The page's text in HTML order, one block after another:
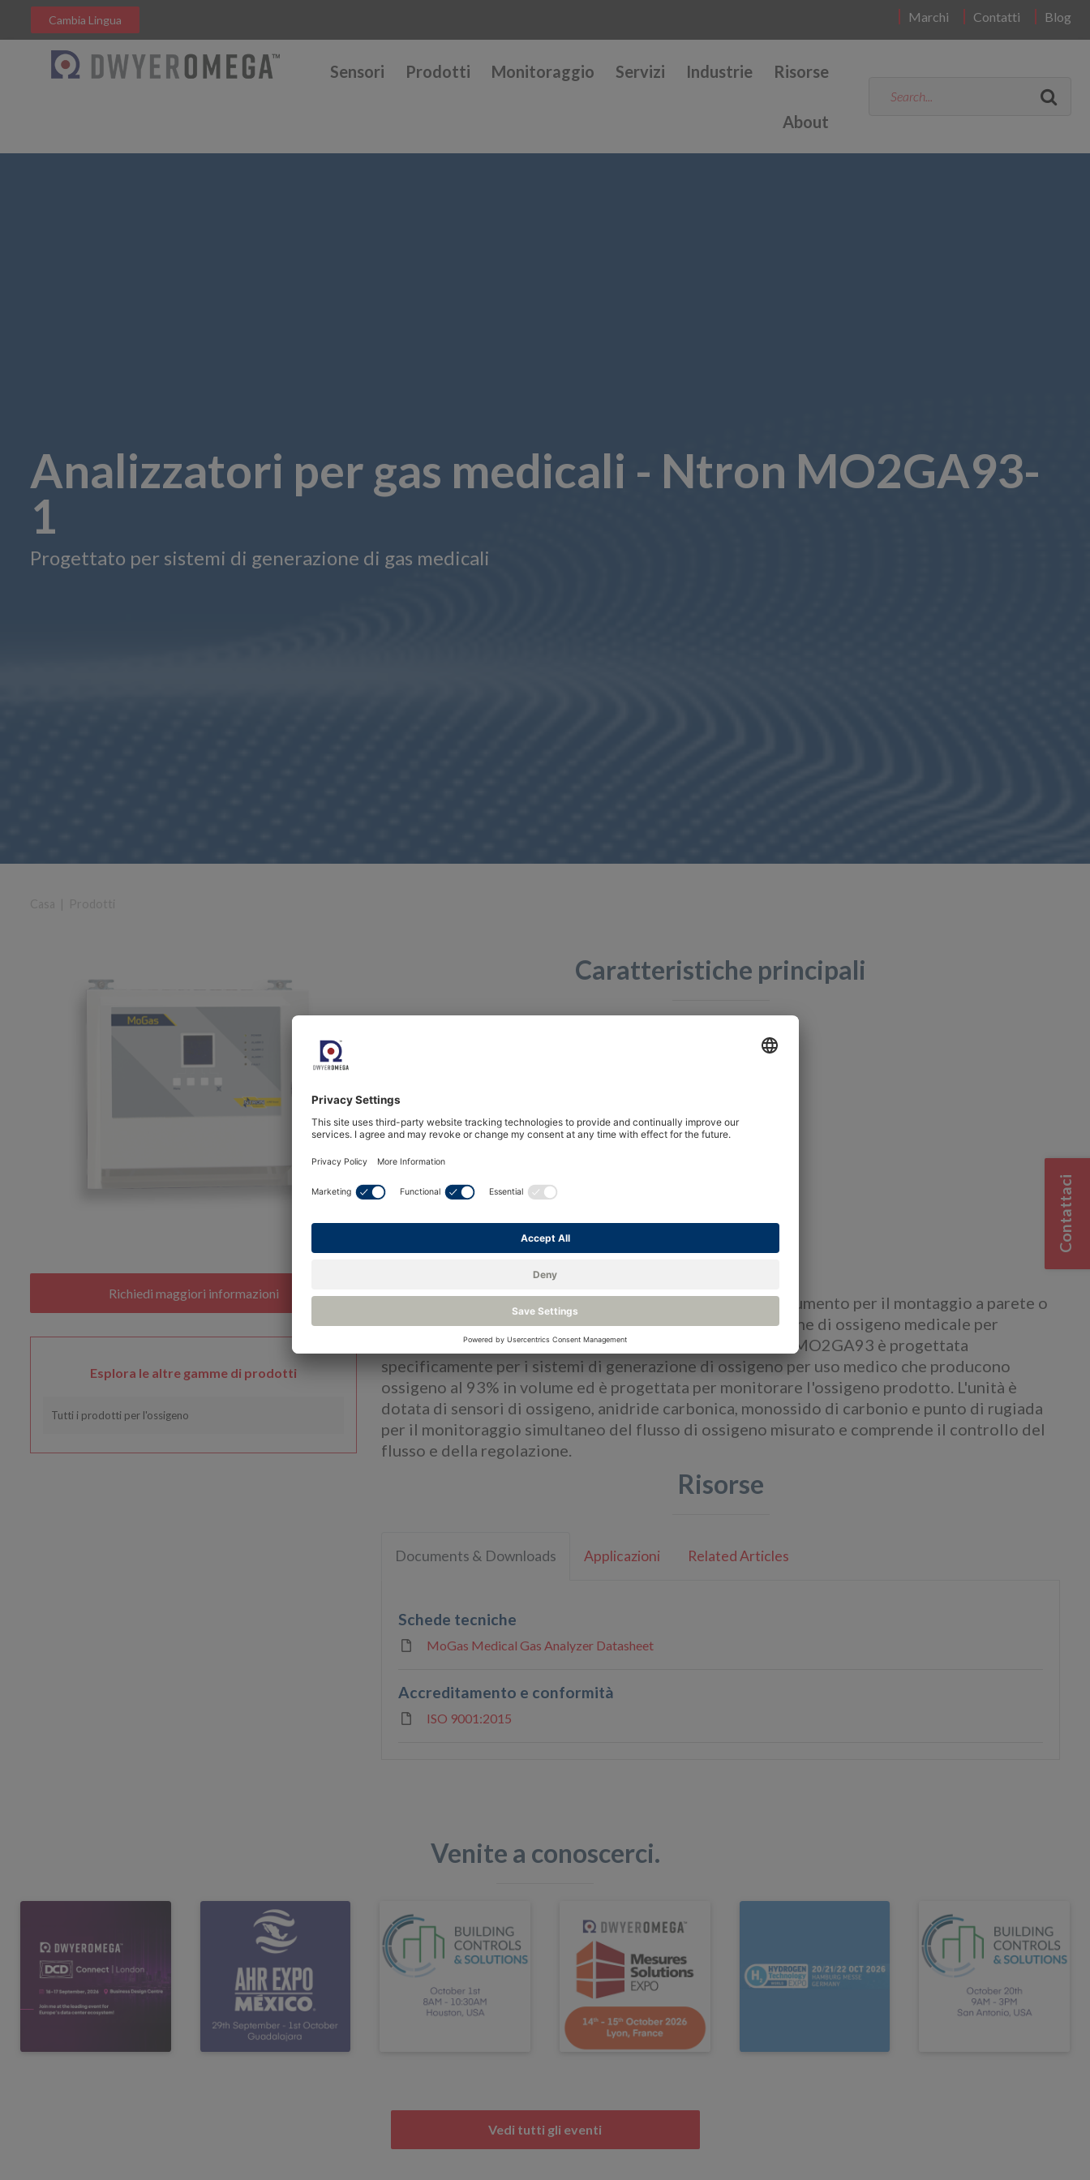
Marchi Contatti Blog
Cambia Lingua
Sensori Prodotti Monitoraggio Servizi Industrie Risorse
About
Analizzatori per gas medicali - Ntron MO2GA93-
1
Progettato per sistemi di generazione di gas medicali
Esplora le altre gamme di prodotti
Tutti i prodotti per l'ossigeno
Caratteristiche principali
Due uscite analogiche isolate 4-20Ma
Sensore di ossigeno in zirconio
Sensore CO elettrochimico
Panoramica
La gamma di analizzatori di gas medicali MoGas è uno strumento per il montaggio a parete o
su superficie, progettato per l'uso su sistemi di generazione di ossigeno medicale per
controllare la purezza dell'ossigeno prodotto. La gamma MO2GA93 è progettata
specificamente per i sistemi di generazione di ossigeno per uso medico che producono
ossigeno al 93% in volume ed è progettata per monitorare l'ossigeno prodotto. L'unità è
dotata di sensori di ossigeno, anidride carbonica, monossido di carbonio e punto di rugiada
per il monitoraggio simultaneo del flusso di ossigeno misurato e comprende il controllo del
flusso e della regolazione.
Risorse
Documents & Downloads Applicazioni Related Articles
Schede tecniche
MoGas Medical Gas Analyzer Datasheet
Accreditamento e conformità
ISO 9001:2015
Venite a conoscerci.
Vedi tutti gli eventi
Contattaci